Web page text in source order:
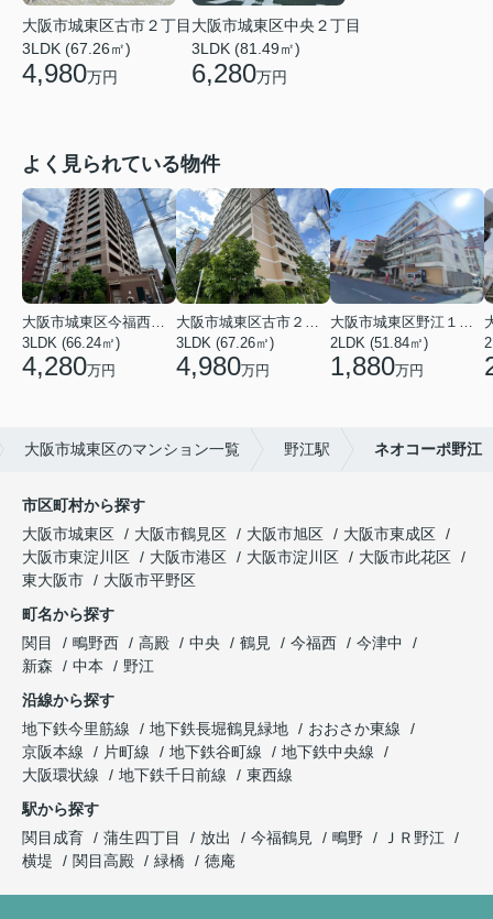
大阪市城東区古市２丁目
3LDK (67.26㎡)
4,980万円
大阪市城東区中央２丁目
3LDK (81.49㎡)
6,280万円
よく見られている物件
大阪市城東区今福西６丁目
3LDK (66.24㎡)
4,280万円
大阪市城東区古市２丁目
3LDK (67.26㎡)
4,980万円
大阪市城東区野江１丁目
2LDK (51.84㎡)
1,880万円
大阪市城東区のマンション一覧 野江駅 ネオコーポ野江
市区町村から探す
大阪市城東区
大阪市鶴見区 大阪市旭区
大阪市東成区
大阪市東淀川区
大阪市港区 大阪市淀川区
大阪市此花区
東大阪市
大阪市平野区
町名から探す
関目
鴫野西 高殿 中央 鶴見 今福西
今津中
新森
中本
野江
沿線から探す
地下鉄今里筋線
地下鉄長堀鶴見緑地
おおさか東線
京阪本線
片町線 地下鉄谷町線
地下鉄中央線
大阪環状線
地下鉄千日前線
東西線
駅から探す
関目成育
蒲生四丁目 放出 今福鶴見 鴫野
ＪＲ野江
横堤
関目高殿 緑橋 徳庵